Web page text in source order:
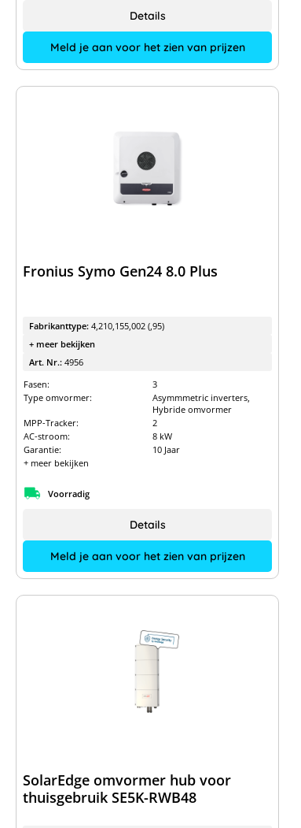
Meld je aan voor het zien van prijzen
Details
Fronius Symo Gen24 8.0 Plus
Fabrikanttype: 4,210,155,002 (,95)
+ meer bekijken
Art. Nr.: 4956
Fasen:
3
Type omvormer:
Asymmmetric inverters,
Hybride omvormer
MPP-Tracker:
2
AC-stroom:
8 kW
Garantie:
10 Jaar
+ meer bekijken
Voorradig
Meld je aan voor het zien van prijzen
Details
SolarEdge omvormer hub voor
thuisgebruik SE5K-RWB48